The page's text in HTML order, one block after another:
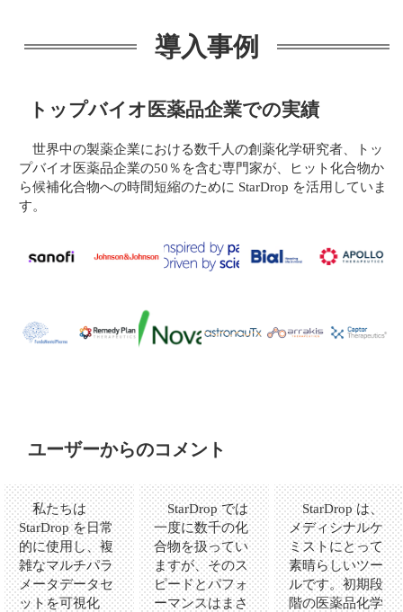
導入事例
トップバイオ医薬品企業での実績
世界中の製薬企業における数千人の創薬化学研究者、トッ
プバイオ医薬品企業の50％を含む専門家が、ヒット化合物か
ら候補化合物への時間短縮のために StarDrop を活用していま
す。
ユーザーからのコメント
私たちは
StarDrop を日常
的に使用し、複
雑なマルチパラ
メータデータセ
ットを可視化
StarDrop では
一度に数千の化
合物を扱ってい
ますが、そのス
ピードとパフォ
ーマンスはまさ
StarDrop は、
メディシナルケ
ミストにとって
素晴らしいツー
ルです。初期段
階の医薬品化学